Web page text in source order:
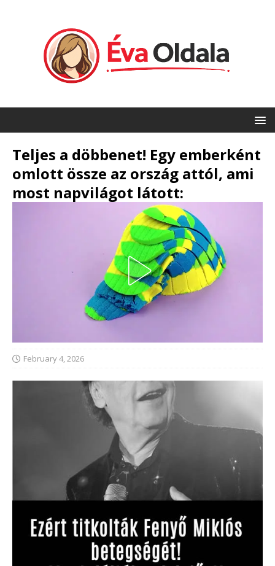
Teljes a döbbenet! Egy emberként
omlott össze az ország attól, ami
most napvilágot látott:
February 4, 2026